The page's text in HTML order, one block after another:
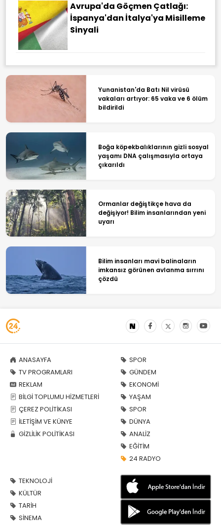
Avrupa'da Göçmen Çatlağı:
İspanya'dan İtalya'ya Misilleme
Sinyali
Yunanistan'da Batı Nil virüsü
vakaları artıyor: 65 vaka ve 6 ölüm
bildirildi
Boğa köpekbalıklarının gizli sosyal
yaşamı DNA çalışmasıyla ortaya
çıkarıldı
Ormanlar değiştikçe hava da
değişiyor! Bilim insanlarından yeni
uyarı
Bilim insanları mavi balinaların
imkansız görünen avlanma sırrını
çözdü
ANASAYFA
TV PROGRAMLARI
REKLAM
BİLGİ TOPLUMU HİZMETLERİ
ÇEREZ POLİTİKASI
İLETİŞİM VE KÜNYE
GİZLİLİK POLİTİKASI
SPOR
GÜNDEM
EKONOMİ
YAŞAM
SPOR
DÜNYA
ANALİZ
EĞİTİM
24 RADYO
TEKNOLOJİ
KÜLTÜR
TARİH
SİNEMA